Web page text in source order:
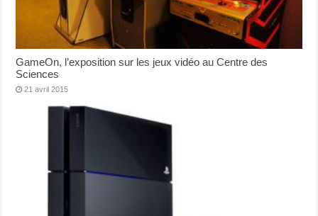
GameOn, l’exposition sur les jeux vidéo au Centre des
Sciences
21 avril 2015